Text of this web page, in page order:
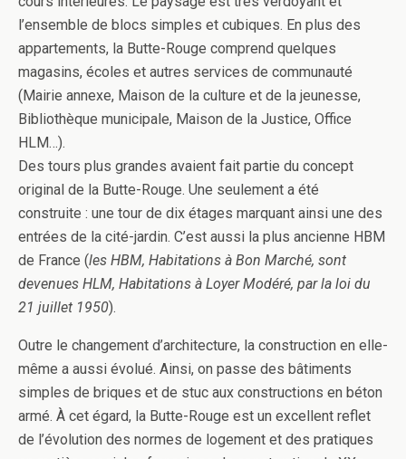
l’ensemble de blocs simples et cubiques. En plus des
appartements, la Butte-Rouge comprend quelques
magasins, écoles et autres services de communauté
(Mairie annexe, Maison de la culture et de la jeunesse,
Bibliothèque municipale, Maison de la Justice, Office
HLM…).
Des tours plus grandes avaient fait partie du concept
original de la Butte-Rouge. Une seulement a été
construite : une tour de dix étages marquant ainsi une des
entrées de la cité-jardin. C’est aussi la plus ancienne HBM
de France (les HBM, Habitations à Bon Marché, sont
devenues HLM, Habitations à Loyer Modéré, par la loi du
21 juillet 1950).
Outre le changement d’architecture, la construction en elle-
même a aussi évolué. Ainsi, on passe des bâtiments
simples de briques et de stuc aux constructions en béton
armé. À cet égard, la Butte-Rouge est un excellent reflet
de l’évolution des normes de logement et des pratiques